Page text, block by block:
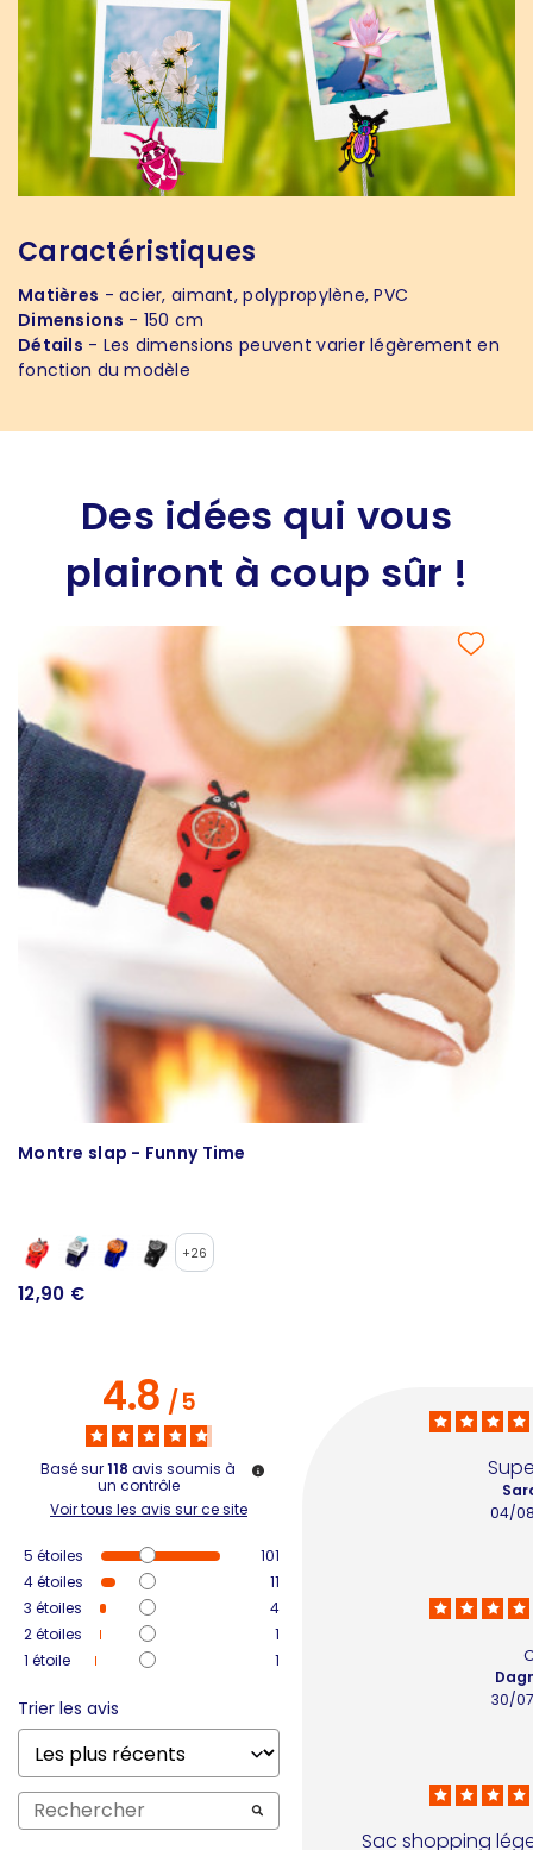
Caractéristiques
Matières - acier, aimant, polypropylène, PVC
Dimensions - 150 cm
Détails - Les dimensions peuvent varier légèrement en
fonction du modèle
Des idées qui vous
plairont à coup sûr !
Montre slap - Funny Time
+26
12,90 €
4.8/5
Basé sur118 avis soumis à
un contrôle
Voir tous les avis sur ce site
5 étoiles
101
4étoiles
11
3 étoiles
4
2étoiles
1
1 étoile 1
Trier les avis
04/
30/
Sac shopping